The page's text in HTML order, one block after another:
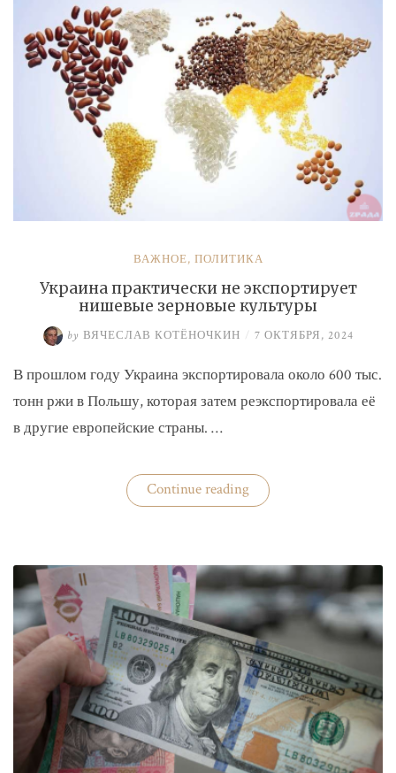
Евгений
Алексеевич»
ВАЖНОЕ, ПОЛИТИКА
Украина практически не экспортирует
нишевые зерновые культуры
by ВЯЧЕСЛАВ КОТЁНОЧКИН / 7 ОКТЯБРЯ, 2024
В прошлом году Украина экспортировала около 600 тыс.
тонн ржи в Польшу, которая затем реэкспортировала её
в другие европейские страны. …
Continue reading«Украина
практически
зерновые
культуры»